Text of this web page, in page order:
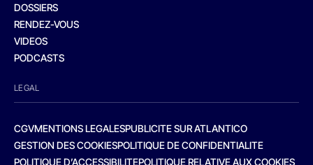
DOSSIERS
RENDEZ-VOUS
VIDEOS
PODCASTS
LEGAL
CGVMENTIONS LEGALESPUBLICITE SUR ATLANTICO
GESTION DES COOKIESPOLITIQUE DE CONFIDENTIALITE
POLITIQUE D’ACCESSIBILITEPOLITIQUE RELATIVE AUX COOKIES